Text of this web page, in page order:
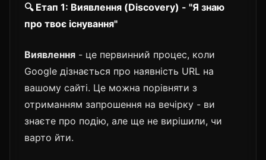
🔍 Етап 1: Виявлення (Discovery) - "Я знаю
про твоє існування"
Виявлення - це первинний процес, коли
Google дізнається про наявність URL на
вашому сайті. Це можна порівняти з
отриманням запрошення на вечірку - ви
знаєте про подію, але ще не вирішили, чи
варто йти.